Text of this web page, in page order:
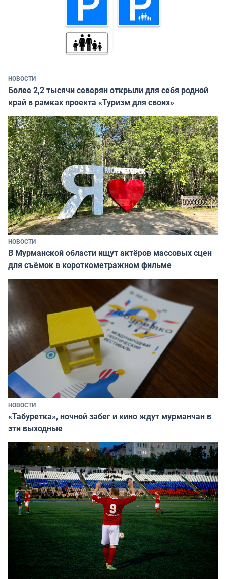
НОВОСТИ
Более 2,2 тысячи северян открыли для себя родной
край в рамках проекта «Туризм для своих»
НОВОСТИ
В Мурманской области ищут актёров массовых сцен
для съёмок в короткометражном фильме
НОВОСТИ
«Табуретка», ночной забег и кино ждут мурманчан в
эти выходные